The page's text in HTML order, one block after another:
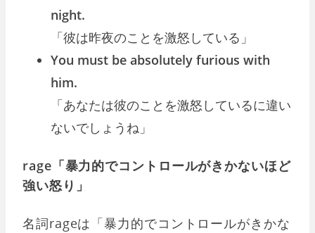
night.
「彼は昨夜のことを激怒している」
You must be absolutely furious with
him.
「あなたは彼のことを激怒しているに違い
ないでしょうね」
rage「暴力的でコントロールがきかないほど
強い怒り」
名詞rageは「暴力的でコントロールがきかな